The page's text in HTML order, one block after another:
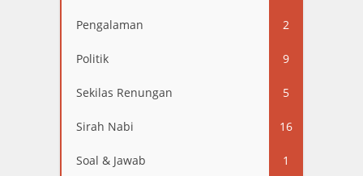
Pengalaman 2
Politik 9
Sekilas Renungan 5
Sirah Nabi 16
Soal & Jawab 1